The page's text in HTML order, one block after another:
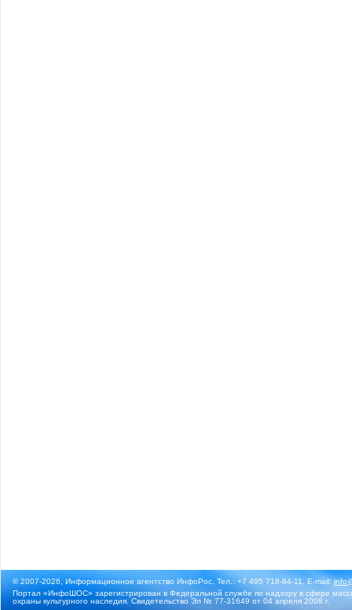
© 2007-2026, Информационное агентство ИнфоРос. Тел.: +7 495 718-84-11, E-mail:
Портал «ИнфоШОС» зарегистрирован в Федеральной службе по надзору в сфере
охраны культурного наследия. Свидетельство Эл № 77-31649 от 04 апреля 2008 г.